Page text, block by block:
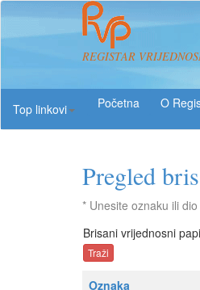
REGISTAR
Top linkovi
O
Pregled
* Unesite oznaku ili
Brisani vrijednosni
Oznaka